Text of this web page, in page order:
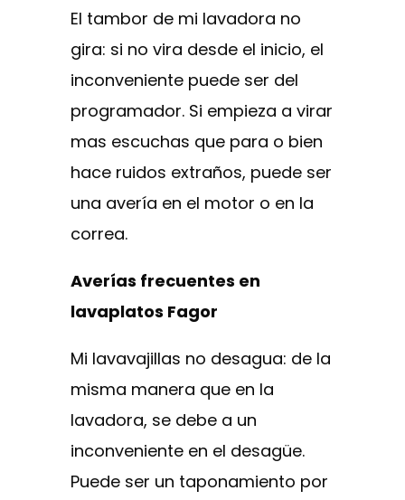
El tambor de mi lavadora no
gira: si no vira desde el inicio, el
inconveniente puede ser del
programador. Si empieza a virar
mas escuchas que para o bien
hace ruidos extraños, puede ser
una avería en el motor o en la
correa.
Averías frecuentes en
lavaplatos Fagor
Mi lavavajillas no desagua: de la
misma manera que en la
lavadora, se debe a un
inconveniente en el desagüe.
Puede ser un taponamiento por